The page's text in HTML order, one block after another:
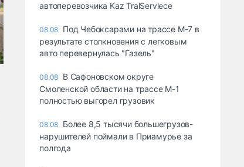
автоперевозчика Kaz TralServiece
08.08 Под Чебоксарами на трассе М-7 в
результате столкновения с легковым
авто перевернулась "Газель"
08.08 В Сафоновском округе
Смоленской области на трассе М-1
полностью выгорел грузовик
08.08 Более 8,5 тысячи большегрузов-
нарушителей поймали в Приамурье за
полгода